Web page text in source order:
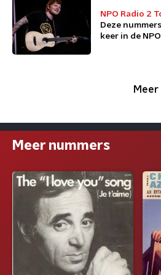
NPO Radio 2
Deze
keer in de
Meer nummers